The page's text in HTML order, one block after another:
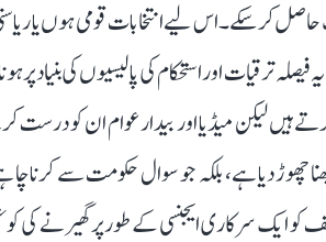
کر سکے۔ اس لیے انتخابات قومی ہوں یا
فیصلہ ترقیات اور استحکام کی پالیسیوں کی بنیاد
ہیں لیکن میڈیا اور بیدار عوام ان کو
چھوڑ دیا ہے، بلکہ جو سوال حکومت سے کرنا
کو ایک سرکاری ایجنسی کے طور پر گھیرنے کی